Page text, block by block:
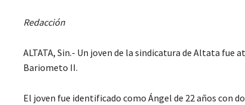
Redacción
ALTATA, Sin.- Un joven de la sindicatura de Altata
Bariometo II.
El joven fue identificado como Ángel de 22 años con